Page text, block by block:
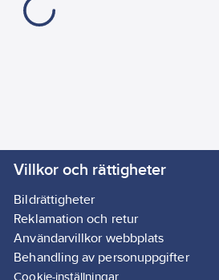
Villkor och rättigheter
Bildrättigheter
Reklamation och retur
Användarvillkor webbplats
Behandling av personuppgifter
Cookie-inställningar